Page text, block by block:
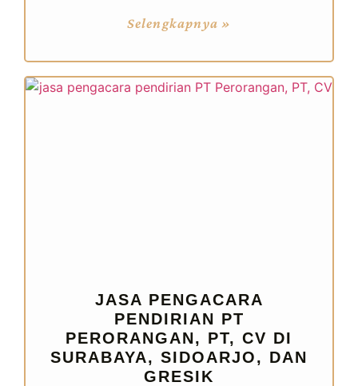
Selengkapnya »
JASA PENGACARA
PENDIRIAN PT
PERORANGAN, PT, CV DI
SURABAYA, SIDOARJO, DAN
GRESIK